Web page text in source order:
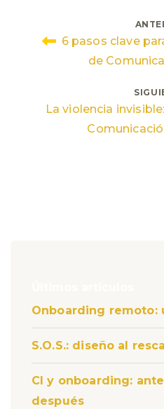
entradas
6 pasos clave
de
La violencia
Onboarding remoto:
S.O.S.: diseño al
CI y onboarding:
después